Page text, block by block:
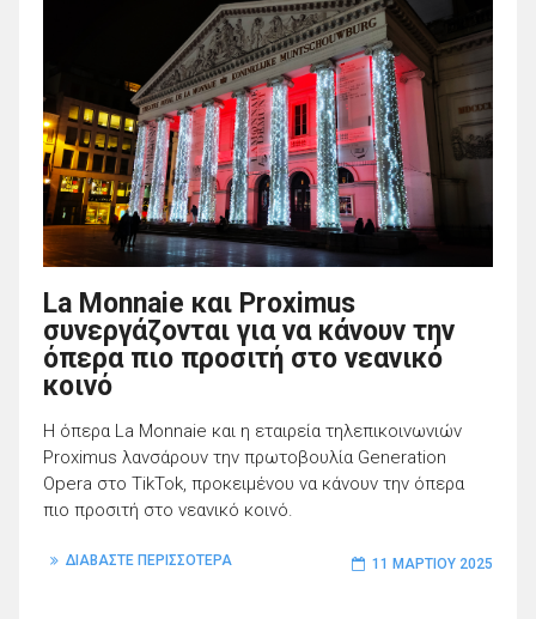
La Monnaie και Proximus
συνεργάζονται για να κάνουν την
όπερα πιο προσιτή στο νεανικό
κοινό
H όπερα La Monnaie και η εταιρεία τηλεπικοινωνιών
Proximus λανσάρουν την πρωτοβουλία Generation
Opera στο TikTok, προκειμένου να κάνουν την όπερα
πιο προσιτή στο νεανικό κοινό.
ΔΙΑΒΑΣΤΕ ΠΕΡΙΣΣΟΤΕΡΑ 11 ΜΑΡΤΊΟΥ 2025